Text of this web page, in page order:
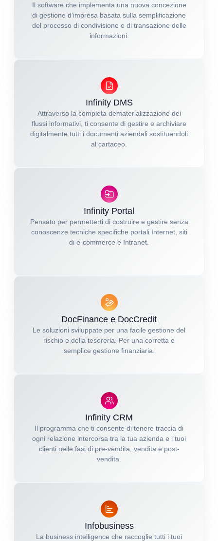
Il software che implementa una nuova concezione
di gestione d’impresa basata sulla semplificazione
del processo di condivisione e di transazione delle
informazioni.
Infinity DMS
Attraverso la completa dematerializzazione dei
flussi informativi, ti consente di gestire e archiviare
digitalmente tutti i documenti aziendali sostituendoli
al cartaceo.
Infinity Portal
Pensato per permetterti di costruire e gestire senza
conoscenze tecniche specifiche portali Internet, siti
di e-commerce e Intranet.
DocFinance e DocCredit
Le soluzioni sviluppate per una facile gestione del
rischio e della tesoreria. Per una corretta e
semplice gestione finanziaria.
Infinity CRM
Il programma che ti consente di tenere traccia di
ogni relazione intercorsa tra la tua azienda e i tuoi
clienti nelle fasi di pre-vendita, vendita e post-
vendita.
Infobusiness
La business intelligence che raccoglie tutti i tuoi